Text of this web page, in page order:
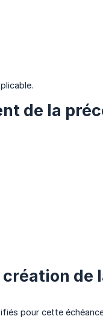
de la
de
pour cette